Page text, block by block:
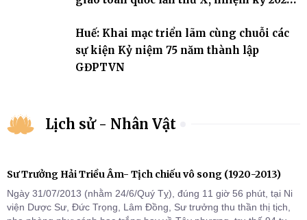
Huế: Khai mạc triển lãm cùng chuỗi các
sự kiện Kỷ niệm 75 năm thành lập
GĐPTVN
Lịch sử - Nhân Vật
Sư Trưởng Hải Triều Âm- Tịch chiếu vô song (1920-2013)
Ngày 31/07/2013 (nhằm 24/6/Quý Tỵ), đúng 11 giờ 56 phút, tại Ni
viện Dược Sư, Đức Trọng, Lâm Đồng, Sư trưởng thu thần thị tịch,